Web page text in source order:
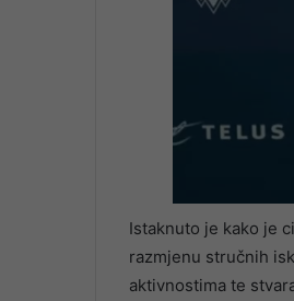
Istaknuto je kako je
razmjenu stručnih
aktivnostima te